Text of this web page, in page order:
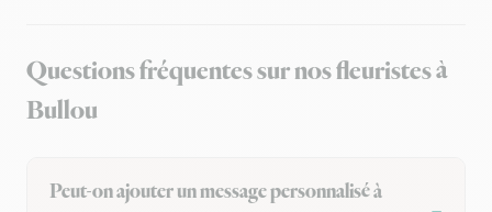
Questions fréquentes sur nos fleuristes à
Bullou
Peut-on ajouter un message personnalisé à